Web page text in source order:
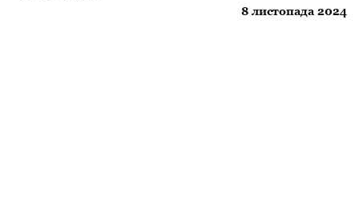
8 листопада 2024